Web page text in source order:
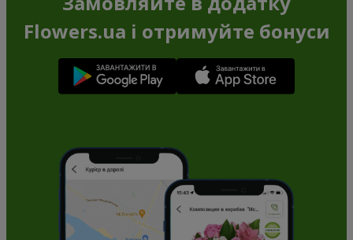
Flowers.ua і отримуйте бонуси